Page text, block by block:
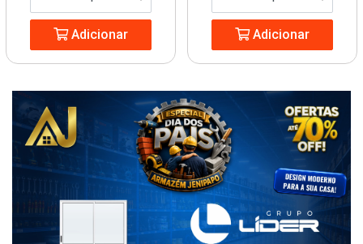
Adicionar Adicionar